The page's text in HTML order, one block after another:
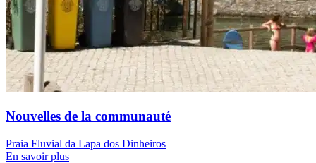
Nouvelles de la communauté
Praia Fluvial da Lapa dos Dinheiros
En savoir plus